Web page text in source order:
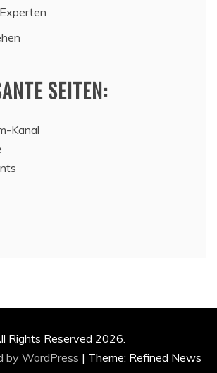
SEITEN:
Kanal
Rights Reserved 2026.
by WordPress | Theme: Refined News